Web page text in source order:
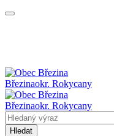
Březinaokr. Rokycany
Březinaokr. Rokycany
Hledat